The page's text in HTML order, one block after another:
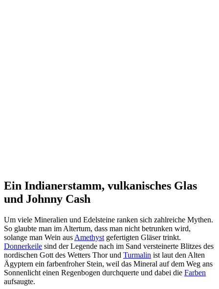
Ein Indianerstamm, vulkanisches Glas
und Johnny Cash
Um viele Mineralien und Edelsteine ranken sich zahlreiche Mythen.
So glaubte man im Altertum, dass man nicht betrunken wird,
solange man Wein aus Amethyst gefertigten Gläser trinkt.
Donnerkeile sind der Legende nach im Sand versteinerte Blitzes des
nordischen Gott des Wetters Thor und Turmalin ist laut den Alten
Ägyptern ein farbenfroher Stein, weil das Mineral auf dem Weg ans
Sonnenlicht einen Regenbogen durchquerte und dabei die Farben
aufsaugte.